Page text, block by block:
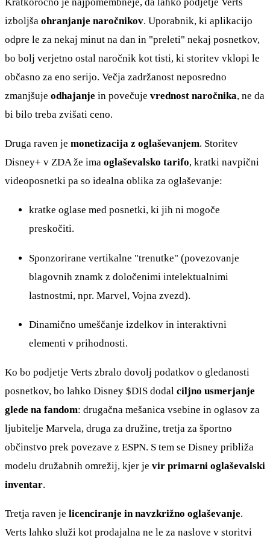
Kratkoročno je najpomembneje, da lahko podjetje Verts
izboljša ohranjanje naročnikov. Uporabnik, ki aplikacijo
odpre le za nekaj minut na dan in "preleti" nekaj posnetkov,
bo bolj verjetno ostal naročnik kot tisti, ki storitev vklopi le
občasno za eno serijo. Večja zadržanost neposredno
zmanjšuje odhajanje in povečuje vrednost naročnika, ne da
bi bilo treba zvišati ceno.
Druga raven je monetizacija z oglaševanjem. Storitev
Disney+ v ZDA že ima oglaševalsko tarifo, kratki navpični
videoposnetki pa so idealna oblika za oglaševanje:
kratke oglase med posnetki, ki jih ni mogoče
preskočiti.
Sponzorirane vertikalne "trenutke" (povezovanje
blagovnih znamk z določenimi intelektualnimi
lastnostmi, npr. Marvel, Vojna zvezd).
Dinamično umeščanje izdelkov in interaktivni
elementi v prihodnosti.
Ko bo podjetje Verts zbralo dovolj podatkov o gledanosti
posnetkov, bo lahko Disney $DIS dodal ciljno usmerjanje
glede na fandom: drugačna mešanica vsebine in oglasov za
ljubitelje Marvela, druga za družine, tretja za športno
občinstvo prek povezave z ESPN. S tem se Disney približa
modelu družabnih omrežij, kjer je vir primarni oglaševalski
inventar.
Tretja raven je licenciranje in navzkrižno oglaševanje.
Verts lahko služi kot prodajalna ne le za naslove v storitvi